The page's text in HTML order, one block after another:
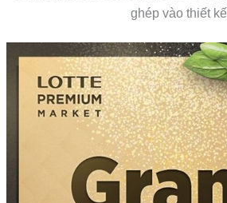
ghép vào thiết kế